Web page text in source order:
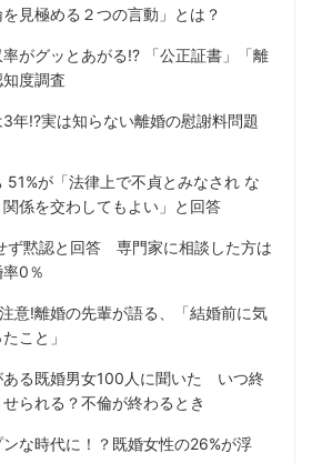
見極める２つの言動」とは？
がグッとあがる!? 「公正証書」「離
度調査
年!?実は知らない離婚の慰謝料問題
51%が「法律上で不貞とみなされ な
係を交わしてもよい」と回答
ず黙認と回答 専門家に相談した方は
0％
意!離婚の先輩が語る、「結婚前に気
こと」
ある既婚男女100人に聞いた いつ終
られる？不倫が終わるとき
な時代に！？既婚女性の26%が浮